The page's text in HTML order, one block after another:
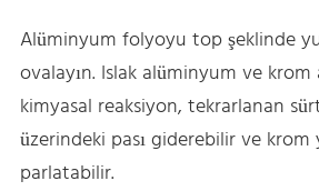
Alüminyum folyoyu top şeklinde
ovalayın. Islak alüminyum ve krom
kimyasal reaksiyon, tekrarlanan
üzerindeki pası giderebilir ve krom
parlatabilir.